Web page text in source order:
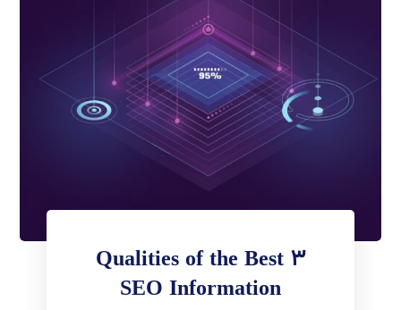
3 Qualities of the Best
SEO Information